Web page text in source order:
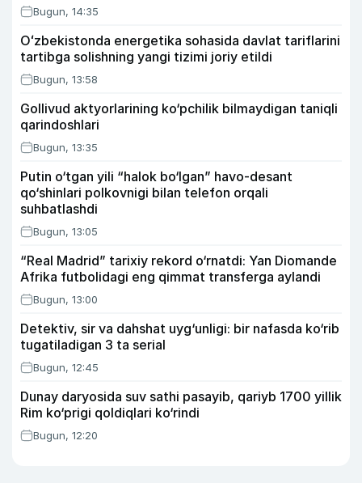
Bugun, 14:35
Oʻzbekistonda energetika sohasida davlat tariflarini
tartibga solishning yangi tizimi joriy etildi
Bugun, 13:58
Gollivud aktyorlarining ko‘pchilik bilmaydigan taniqli
qarindoshlari
Bugun, 13:35
Putin o‘tgan yili “halok bo‘lgan” havo-desant
qo‘shinlari polkovnigi bilan telefon orqali
suhbatlashdi
Bugun, 13:05
“Real Madrid” tarixiy rekord o‘rnatdi: Yan Diomande
Afrika futbolidagi eng qimmat transferga aylandi
Bugun, 13:00
Detektiv, sir va dahshat uyg‘unligi: bir nafasda ko‘rib
tugatiladigan 3 ta serial
Bugun, 12:45
Dunay daryosida suv sathi pasayib, qariyb 1700 yillik
Rim ko‘prigi qoldiqlari ko‘rindi
Bugun, 12:20